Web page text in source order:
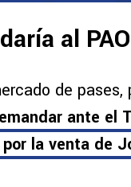
al
de
ante el
la venta de